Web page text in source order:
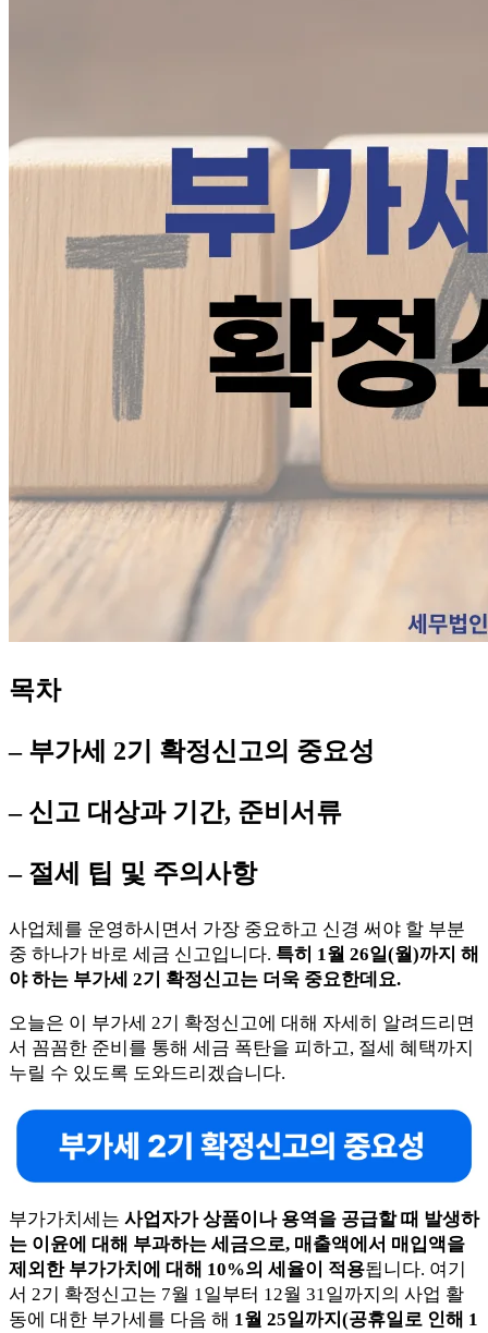
목차
– 부가세 2기 확정신고의 중요성
– 신고 대상과 기간, 준비서류
– 절세 팁 및 주의사항
사업체를 운영하시면서 가장 중요하고 신경 써야 할 부분
중 하나가 바로 세금 신고입니다. 특히 1월 26일(월)까지 해
야 하는 부가세 2기 확정신고는 더욱 중요한데요.
오늘은 이 부가세 2기 확정신고에 대해 자세히 알려드리면
서 꼼꼼한 준비를 통해 세금 폭탄을 피하고, 절세 혜택까지
누릴 수 있도록 도와드리겠습니다.
부가가치세는 사업자가 상품이나 용역을 공급할 때 발생하
는 이윤에 대해 부과하는 세금으로, 매출액에서 매입액을
제외한 부가가치에 대해 10%의 세율이 적용됩니다. 여기
서 2기 확정신고는 7월 1일부터 12월 31일까지의 사업 활
동에 대한 부가세를 다음 해 1월 25일까지(공휴일로 인해 1